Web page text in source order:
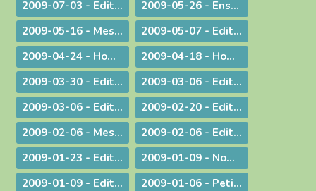
2009-07-03 - Edito : Une toile de fond peu commune... pour une fin d'année ordinaire !
2009-05-26 - Enseignement : Journée du Presbyterium
2009-05-16 - Message : Evangélisation et année sacerdotale
2009-05-07 - Edito : Faut-il encore garder un peu de religion ?
2009-04-24 - Homélie pour la messe chrismale
2009-04-18 - Homélie : A Dieu !
2009-03-30 - ­Edito : Le choc de la dif­fé­rence
2009-03-06 - Edito : L'impact universel de nos responsabilités individuelles
2009-03-06 - Edito : Donner
2009-02-20 - Edito : Le droit de vivre !
2009-02-06 - Message aux diocésains à propos de la levée des excommunications des quatre évêques de la Fraternité Saint Pie X
2009-02-06 - Edito : Un nouveau pas sur la route de l'évangélisation
2009-01-23 - Edito : Une prière sans parole
2009-01-09 - Nomination : le P. S. Bataille, futur Supérieur du Séminaire Français de Rome
2009-01-09 - Edito : Sur les traces de saint Paul : le Forum de l'évangélisation
2009-01-06 - Petit guide de lecture de l'encylique « L'ÉGLISE VIT DE L'EUCHARISTIE »